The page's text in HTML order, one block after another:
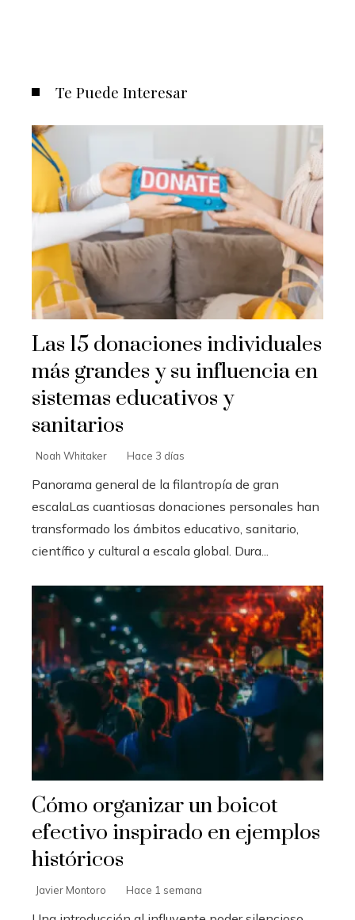
Te Puede Interesar
Las 15 donaciones individuales
más grandes y su influencia en
sistemas educativos y
sanitarios
Noah Whitaker Hace 3 días
Panorama general de la filantropía de gran
escalaLas cuantiosas donaciones personales han
transformado los ámbitos educativo, sanitario,
científico y cultural a escala global. Dura...
Cómo organizar un boicot
efectivo inspirado en ejemplos
históricos
Javier Montoro Hace 1 semana